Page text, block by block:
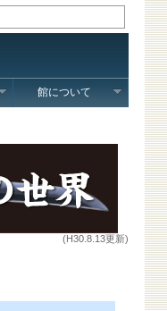
館について
(H30.8.13更新)